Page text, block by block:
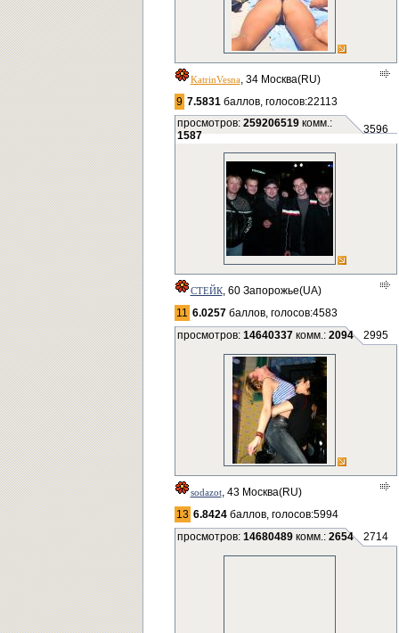
KatrinVesna, 34 Москва(RU)
9 7.5831баллов, голосов:22113
просмотров: 259206519комм.:
1587
3596
СТЕЙК, 60 Запорожье(UA)
11 6.0257баллов, голосов:4583
просмотров: 14640337комм.: 2094 2995
sodazot, 43 Москва(RU)
13 6.8424баллов, голосов:5994
просмотров: 14680489комм.: 2654 2714